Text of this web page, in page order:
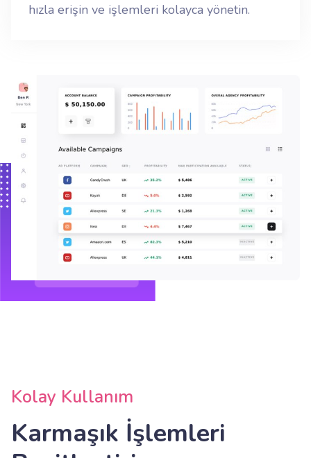
hızla erişin ve işlemleri kolayca yönetin.
Kolay Kullanım
Karmaşık İşlemleri